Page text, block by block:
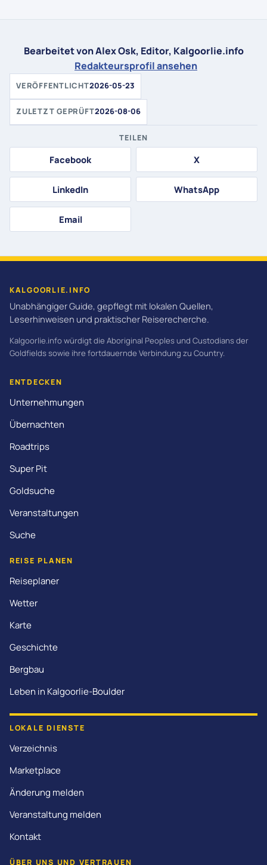
Bearbeitet von Alex Osk, Editor, Kalgoorlie.info
Redakteursprofil ansehen
VERÖFFENTLICHT2026-05-23
ZULETZT GEPRÜFT2026-08-06
TEILEN
Facebook X
LinkedIn WhatsApp
Email
KALGOORLIE.INFO
Unabhängiger Guide, gepflegt mit lokalen Quellen,
Leserhinweisen und praktischer Reiserecherche.
Kalgoorlie.info würdigt die Aboriginal Peoples und Custodians der
Goldfields sowie ihre fortdauernde Verbindung zu Country.
ENTDECKEN
Unternehmungen
Übernachten
Roadtrips
Super Pit
Goldsuche
Veranstaltungen
Suche
REISE PLANEN
Reiseplaner
Wetter
Karte
Geschichte
Bergbau
Leben in Kalgoorlie-Boulder
LOKALE DIENSTE
Verzeichnis
Marketplace
Änderung melden
Veranstaltung melden
Kontakt
ÜBER UNS UND VERTRAUEN